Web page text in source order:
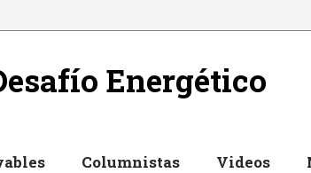
Energético
Columnistas Videos